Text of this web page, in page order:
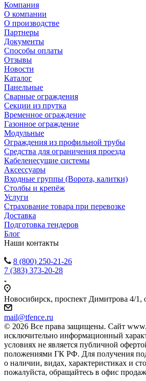
Компания
О компании
О производстве
Партнеры
Документы
Способы оплаты
Отзывы
Новости
Каталог
Панельные
Сварные ограждения
Секции из прутка
Временное ограждение
Газонное ограждение
Модульные
Ограждения из профильной трубы
Средства для ограничения проезда
Кабеленесущие системы
Аксессуары
Входные группы (Ворота, калитки)
Столбы и крепёж
Услуги
Страхование товара при перевозке
Доставка
Подготовка тендеров
Блог
Наши контакты
8 (800) 250-21-26
7 (383) 373-20-28
Новосибирск, проспект Димитрова 4/
mail@tfence.ru
© 2026 Все права защищены. Сайт
исключительно информационный
условиях не является публичной
положениями ГК РФ. Для получения
о наличии, видах, характеристиках и
пожалуйста, обращайтесь в офис